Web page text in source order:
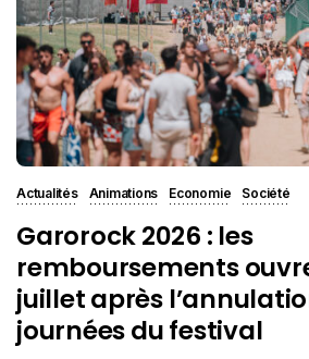
Actualités Animations Economie Société
Garorock 2026 : les
remboursements
juillet après
journées du festival